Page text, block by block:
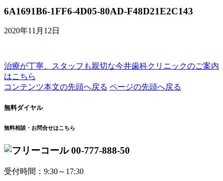
6A1691B6-1FF6-4D05-80AD-F48D21E2C143
2020年11月12日
治療が丁寧、スタッフも親切な今井歯科クリニックのご案内
はこちら
コンテンツ本文の先頭へ戻る ページの先頭へ戻る
無料ダイヤル
無料相談・お問合せはこちら
00-777-888-50
受付時間：9:30～17:30